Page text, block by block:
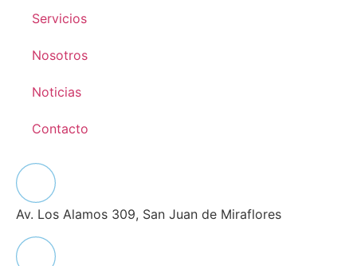
Servicios
Nosotros
Noticias
Contacto
Av. Los Alamos 309, San Juan de Miraflores